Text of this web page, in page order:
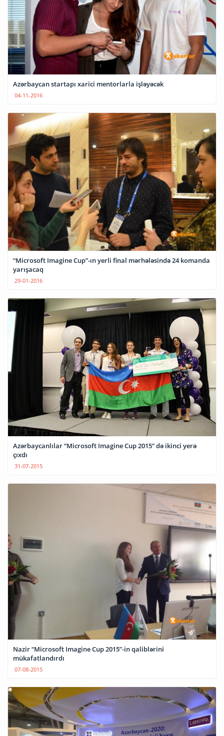
Azərbaycan startapı xarici mentorlarla işləyəcək
04-11-2016
“Microsoft Imagine Cup”-ın yerli final mərhələsində 24 komanda
yarışacaq
29-01-2016
Azərbaycanlılar “Microsoft Imagine Cup 2015” də ikinci yerə
çıxdı
31-07-2015
Nazir “Microsoft Imagine Cup 2015”-in qaliblərini
mükafatlandırdı
07-08-2015